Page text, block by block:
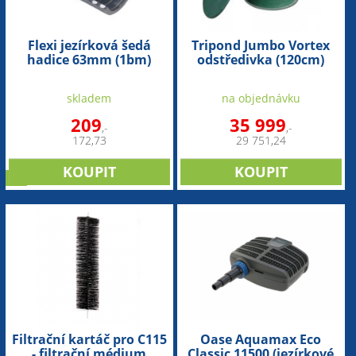
Flexi jezírková šedá
hadice 63mm (1bm)
skladem
209,-
172,73
Tripond Jumbo Vortex
odstředivka (120cm)
na objednávku
35 999,-
29 751,24
Filtrační kartáč pro C115
Oase Aquamax Eco